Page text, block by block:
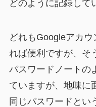
どのように記録して
どれもGoogleアカ
れば便利ですが、そ
パスワードノートの
ていますが、地味に
同じパスワードとい